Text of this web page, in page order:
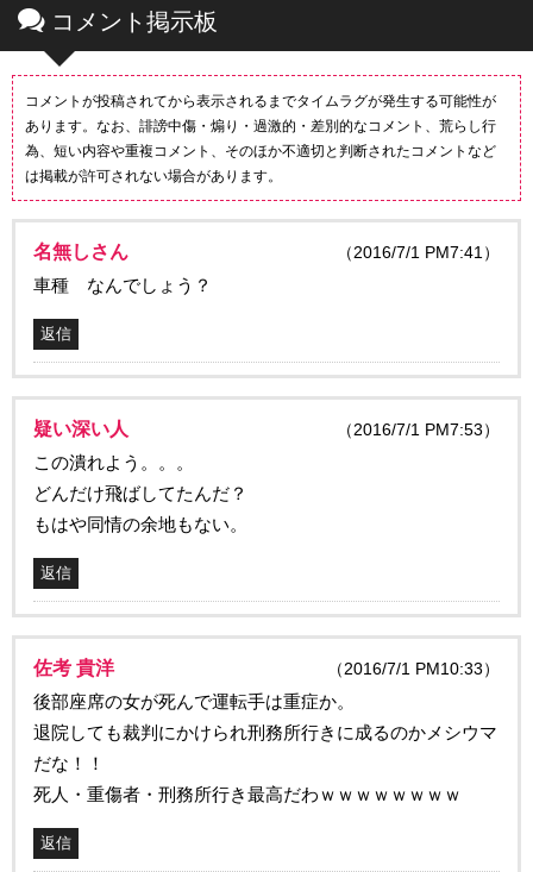
コメント掲示板
コメントが投稿されてから表示されるまでタイムラグが発生する可能性が
あります。なお、誹謗中傷・煽り・過激的・差別的なコメント、荒らし行
為、短い内容や重複コメント、そのほか不適切と判断されたコメントなど
は掲載が許可されない場合があります。
名無しさん （2016/7/1 PM7:41）
車種 なんでしょう？
返信
疑い深い人 （2016/7/1 PM7:53）
この潰れよう。。。
どんだけ飛ばしてたんだ？
もはや同情の余地もない。
返信
佐考 貴洋 （2016/7/1 PM10:33）
後部座席の女が死んで運転手は重症か。
退院しても裁判にかけられ刑務所行きに成るのかメシウマ
だな！！
死人・重傷者・刑務所行き最高だわｗｗｗｗｗｗｗｗ
返信